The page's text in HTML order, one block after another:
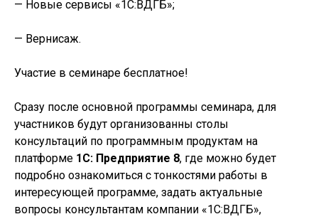
— Новые сервисы «1С:ВДГБ»;
— Вернисаж.
Участие в семинаре бесплатное!
Сразу после основной программы семинара, для
участников будут организованны столы
консультаций по программным продуктам на
платформе 1С: Предприятие 8, где можно будет
подробно ознакомиться с тонкостями работы в
интересующей программе, задать актуальные
вопросы консультантам компании «1С:ВДГБ»,